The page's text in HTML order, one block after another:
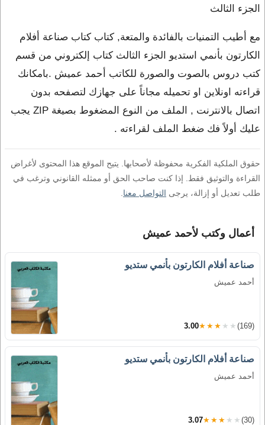
الجزء الثالث
مع أطيب التمنيات بالفائدة والمتعة, كتاب كتاب صناعة أفلام
الكارتون بأنمي استديو الجزء الثالث كتاب إلكتروني من قسم
كتب دروس بالصوت والصورة للكاتب أحمد عميش .بامكانك
قراءته اونلاين او تحميله مجاناً على جهازك لتصفحه بدون
اتصال بالانترنت , الملف من النوع المضغوط بصيغة ZIP يجب
عليك أولاً فك ضغط الملف لقراءته .
حقوق الملكية الفكرية محفوظة لأصحابها. يتيح الموقع هذا المحتوى لأغراض
القراءة والتوثيق فقط. إذا كنت صاحب الحق أو ممثله القانوني وترغب في
طلب تعديل أو إزالة، يرجى التواصل معنا
أعمال وكتب لأحمد عميش
صناعة أفلام الكارتون بأنمي ستديو
أحمد عميش
3.00★★★★★ (169)
صناعة أفلام الكارتون بأنمي ستديو
أحمد عميش
3.07★★★★★ (30)